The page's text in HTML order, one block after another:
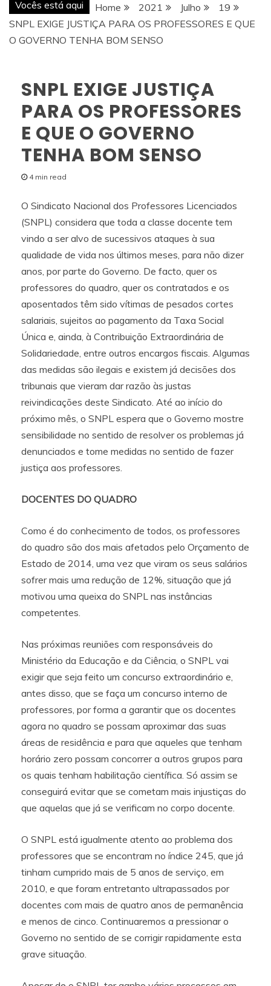
Vocês está aqui Home 2021 Julho
19
SNPL EXIGE JUSTIÇA PARA OS PROFESSORES E QUE
O GOVERNO TENHA BOM SENSO
SNPL EXIGE JUSTIÇA
PARA OS PROFESSORES
E QUE O GOVERNO
TENHA BOM SENSO
4 min read
O Sindicato Nacional dos Professores Licenciados
(SNPL) considera que toda a classe docente tem
vindo a ser alvo de sucessivos ataques à sua
qualidade de vida nos últimos meses, para não dizer
anos, por parte do Governo. De facto, quer os
professores do quadro, quer os contratados e os
aposentados têm sido vítimas de pesados cortes
salariais, sujeitos ao pagamento da Taxa Social
Única e, ainda, à Contribuição Extraordinária de
Solidariedade, entre outros encargos fiscais. Algumas
das medidas são ilegais e existem já decisões dos
tribunais que vieram dar razão às justas
reivindicações deste Sindicato. Até ao início do
próximo mês, o SNPL espera que o Governo mostre
sensibilidade no sentido de resolver os problemas já
denunciados e tome medidas no sentido de fazer
justiça aos professores.
DOCENTES DO QUADRO
Como é do conhecimento de todos, os professores
do quadro são dos mais afetados pelo Orçamento de
Estado de 2014, uma vez que viram os seus salários
sofrer mais uma redução de 12%, situação que já
motivou uma queixa do SNPL nas instâncias
competentes.
Nas próximas reuniões com responsáveis do
Ministério da Educação e da Ciência, o SNPL vai
exigir que seja feito um concurso extraordinário e,
antes disso, que se faça um concurso interno de
professores, por forma a garantir que os docentes
agora no quadro se possam aproximar das suas
áreas de residência e para que aqueles que tenham
horário zero possam concorrer a outros grupos para
os quais tenham habilitação científica. Só assim se
conseguirá evitar que se cometam mais injustiças do
que aquelas que já se verificam no corpo docente.
O SNPL está igualmente atento ao problema dos
professores que se encontram no índice 245, que já
tinham cumprido mais de 5 anos de serviço, em
2010, e que foram entretanto ultrapassados por
docentes com mais de quatro anos de permanência
e menos de cinco. Continuaremos a pressionar o
Governo no sentido de se corrigir rapidamente esta
grave situação.